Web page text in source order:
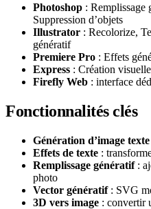
Photoshop : Remplissage
Suppression d’objets
Illustrator : Recolorize,
génératif
Premiere Pro : Effets
Express : Création
Firefly Web : interface
Fonctionnalités clés
Génération d’image
Effets de texte :
Remplissage génératif:
photo
Vector génératif: SVG
3D vers image : convertir